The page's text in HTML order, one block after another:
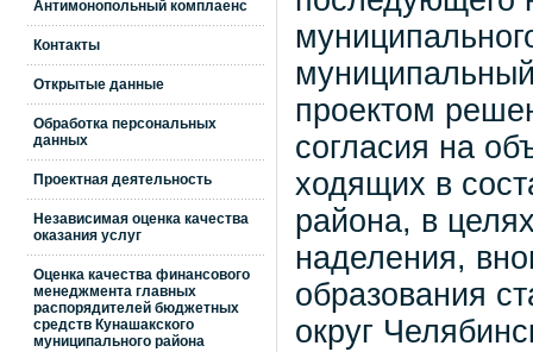
Антимонопольный комплаенс
Контакты
Открытые данные
Обработка персональных
данных
Проектная деятельность
Независимая оценка качества
оказания услуг
Оценка качества финансового
менеджмента главных
распорядителей бюджетных
средств Кунашакского
муниципального района
проектом
согласия на
ходящих в
района, в
наделения,
образования
округ